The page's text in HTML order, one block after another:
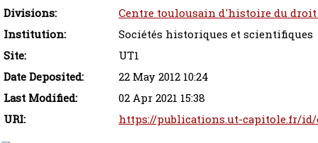
Divisions:
Centre toulousain d'histoire du droit
Institution:
Sociétés historiques et scientifiques
Site:
UT1
Date Deposited:
22 May 2012 10:24
Last Modified:
02 Apr 2021 15:38
URI:
https://publications.ut-capitole.fr/